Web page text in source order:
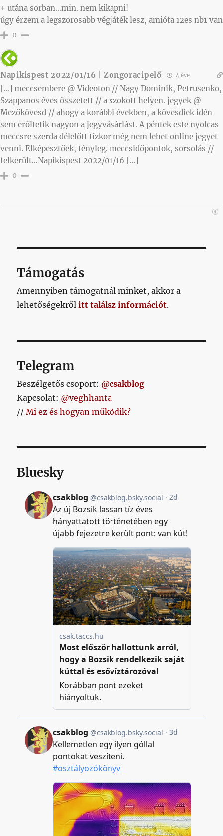
+ utána sorban…min. nem kikapni!
úgy érzem a legszorosabb végjáték lesz, amióta 12es nb1 van
0
Napikispest 2022/01/16 | Zongoracipelő 4 éve
[…] meccsembere @ Videoton // Nagy Dominik, Petrusenko,
Szappanos éves összetett // a szokott helyen. jegyek @
Mezőkövesd // ahogy a korábbi években, a kövesdiek idén
sem erőltetik nagyon a jegyvásárlást. A péntek este nyolcas
meccsre szerda délelőtt tízkor még nem lehet online jegyet
venni. Elképesztőek, tényleg. meccsidőpontok, sorsolás //
felkerült…Napikispest 2022/01/16 […]
0
Támogatás
Amennyiben támogatnál minket, akkor a
lehetőségekrőlitt találsz információt.
Telegram
Beszélgetős csoport: @csakblog
Kapcsolat: @veghhanta
//Mi ez és hogyan működik?
Bluesky